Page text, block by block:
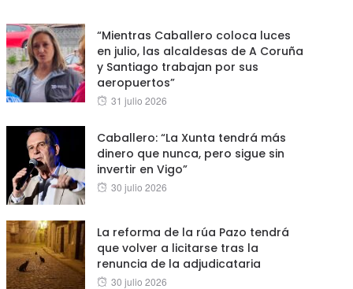
“Mientras Caballero coloca luces
en julio, las alcaldesas de A Coruña
y Santiago trabajan por sus
aeropuertos”
Posted
31 julio 2026
Caballero: “La Xunta tendrá más
dinero que nunca, pero sigue sin
invertir en Vigo”
Posted
30 julio 2026
La reforma de la rúa Pazo tendrá
que volver a licitarse tras la
renuncia de la adjudicataria
Posted
30 julio 2026